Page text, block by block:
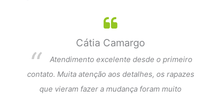
Cátia Camargo
Atendimento excelente desde o primeiro
contato. Muita atenção aos detalhes, os rapazes
que vieram fazer a mudança foram muito